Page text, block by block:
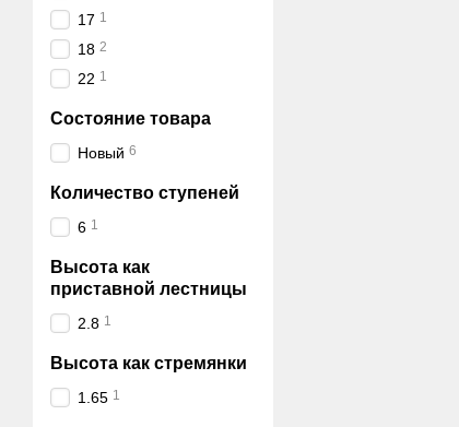
17 1
18 2
22 1
Состояние товара
Новый 6
Количество ступеней
6 1
Высота как
приставной лестницы
2.8 1
Высота как стремянки
1.65 1